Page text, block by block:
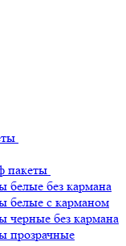
пакеты
белые без кармана
белые с карманом
черные без кармана
прозрачные